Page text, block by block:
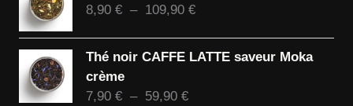
8,90 € – 109,90 €Plage
Thé noir CAFFE LATTE saveur Moka
crème
7,90 € – 59,90 €Plage